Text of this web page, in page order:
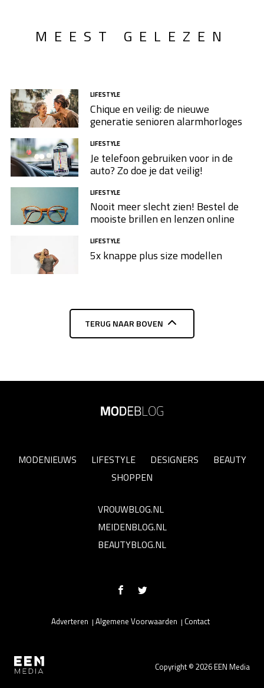
MEEST GELEZEN
LIFESTYLE
Chique en veilig: de nieuwe
generatie senioren alarmhorloges
LIFESTYLE
Je telefoon gebruiken voor in de
auto? Zo doe je dat veilig!
LIFESTYLE
Nooit meer slecht zien! Bestel de
mooiste brillen en lenzen online
LIFESTYLE
5x knappe plus size modellen​
TERUG NAAR BOVEN
MODENIEUWS LIFESTYLE DESIGNERS
BEAUTY
SHOPPEN
VROUWBLOG.NL
MEIDENBLOG.NL
BEAUTYBLOG.NL
Copyright © 2026 EEN Media
Adverteren Algemene Voorwaarden Contact